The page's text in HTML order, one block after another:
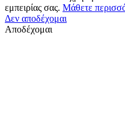
εμπειρίας σας. Μάθετε
Δεν αποδέχομαι
Αποδέχομαι